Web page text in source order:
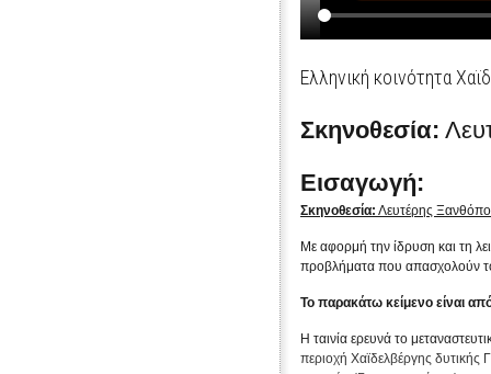
Ελληνική κοινότητα
Σκηνοθεσία:
Εισαγωγή:
Σκηνοθεσία: Λευτέρης
Με αφορμή την ίδρυση και τη
προβλήματα που απασχολούν
Το παρακάτω κείμενο είναι
Η ταινία ερευνά το
περιοχή Χαϊδελβέργης